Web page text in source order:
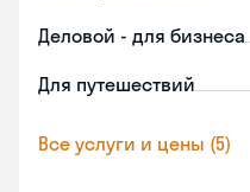
Деловой - для бизнеса
Для путешествий
Все услуги и цены (5)